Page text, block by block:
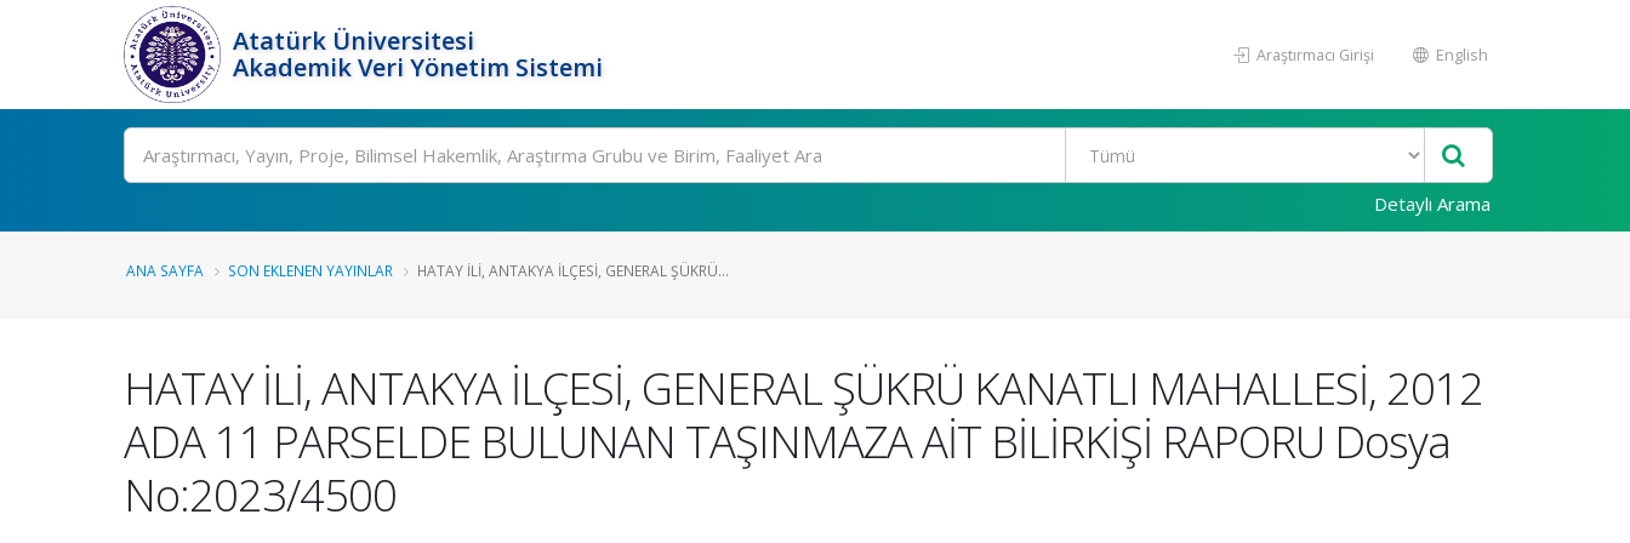
Atatürk Üniversitesi
Akademik Veri Yönetim Sistemi
Araştırmacı Girişi English
Ara
Detaylı Arama
ANA SAYFA SON EKLENEN YAYINLAR HATAY İLİ, ANTAKYA İLÇESİ, GENERAL ŞÜKRÜ...
HATAY İLİ, ANTAKYA İLÇESİ, GENERAL ŞÜKRÜ KANATLI MAHALLESİ, 2012
ADA 11 PARSELDE BULUNAN TAŞINMAZA AİT BİLİRKİŞİ RAPORU Dosya
No:2023/4500